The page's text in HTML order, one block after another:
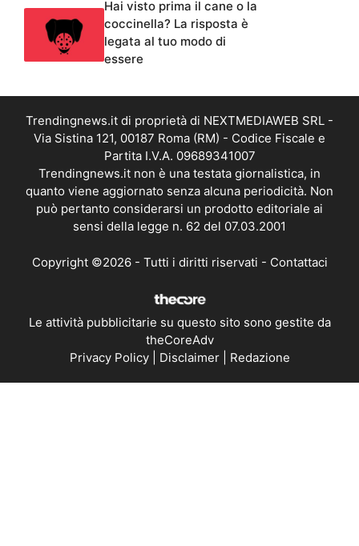
Hai visto prima il cane o la
coccinella? La risposta è
legata al tuo modo di
essere
Trendingnews.it di proprietà di NEXTMEDIAWEB SRL -
Via Sistina 121, 00187 Roma (RM) - Codice Fiscale e
Partita I.V.A. 09689341007
Trendingnews.it non è una testata giornalistica, in
quanto viene aggiornato senza alcuna periodicità. Non
può pertanto considerarsi un prodotto editoriale ai
sensi della legge n. 62 del 07.03.2001
Copyright ©2026 - Tutti i diritti riservati - Contattaci
Le attività pubblicitarie su questo sito sono gestite da
theCoreAdv
Privacy Policy| Disclaimer| Redazione